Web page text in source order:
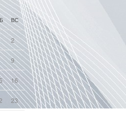
ВС
2
9
16
23